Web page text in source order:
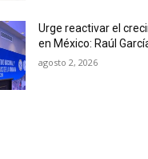
Urge reactivar el
en México: Raúl
agosto 2, 2026